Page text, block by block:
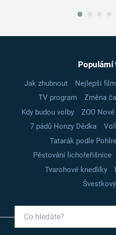
Populární
Jak zhubnout Nejlepší
TV program
Změna
Kdy budou volby
ZOO
7 pádů Honzy Dědka
Tatarák podle
Pěstování lichořeřišnice
Tvarohové knedlíky